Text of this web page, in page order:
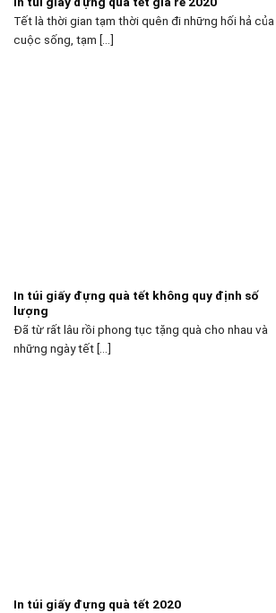
Tết là thời gian tạm thời quên đi những hối hả của
cuộc sống, tạm [...]
In túi giấy đựng quà tết không quy định số
lượng
Đã từ rất lâu rồi phong tục tặng quà cho nhau và
những ngày tết [...]
In túi giấy đựng quà tết 2020